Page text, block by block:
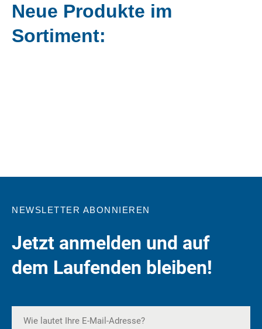
Neue Produkte im
Sortiment:
NEWSLETTER ABONNIEREN
Jetzt anmelden und auf
dem Laufenden bleiben!